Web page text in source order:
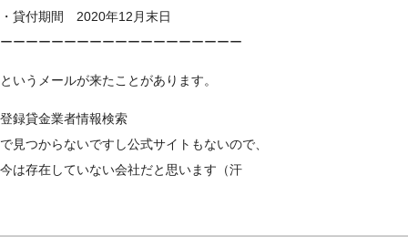
・貸付期間 2020年12月末日
ーーーーーーーーーーーーーーーーーーー
というメールが来たことがあります。
登録貸金業者情報検索
で見つからないですし公式サイトもないので、
今は存在していない会社だと思います（汗